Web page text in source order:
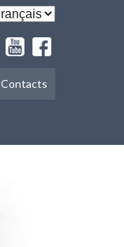
Contacts